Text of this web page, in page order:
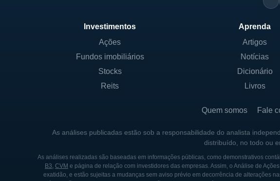
Investimentos
Ações
Fundos imobiliários
Stocks
Reits
Aprenda
Artigos
Notícias
Dicionário
Livros
Quem somos Fale
As análises publicadas estão sob a responsabilidade do analista
distribuído, no todo ou
As análises realizadas são baseadas em informações públicas, como demonstrativos
B3, CVM e página de relação com investidores das empresas. Assim, o Análise de
exatidão, e estão sujeitas a mudanças sem aviso prévio em decorrência de alterações